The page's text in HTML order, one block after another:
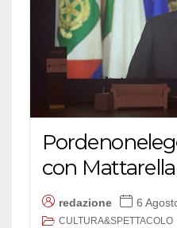
con Mattarella
redazione 6
CULTURA&SPETTACOLO